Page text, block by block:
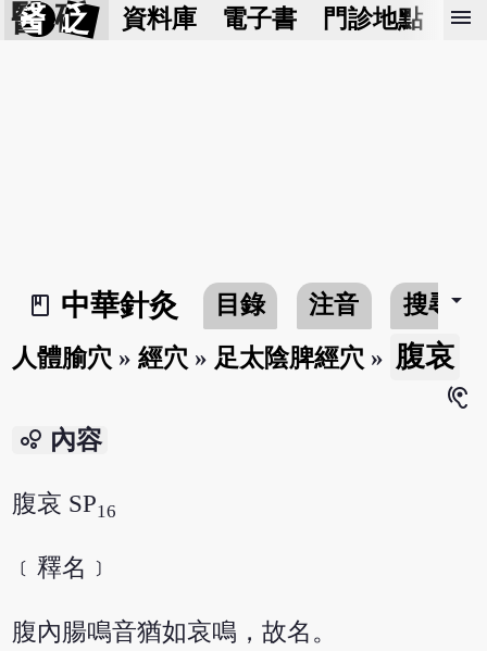
醫 砭 資料庫 電子書 門診地點 預
menu
book_2
中華針灸 目錄 注音 搜尋arrow_drop_down
人體腧穴 »經穴 » 足太陰脾經穴 » 腹哀
hearing
bubble_chart 內容
腹哀 SP16
﹝釋名﹞
腹內腸鳴音猶如哀鳴，故名。